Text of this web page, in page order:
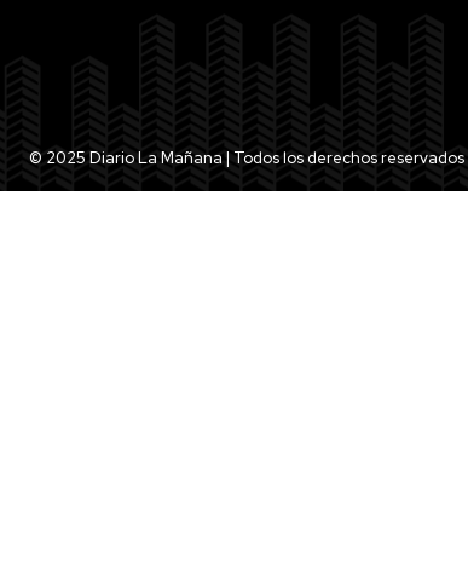
© 2025 Diario La Mañana | Todos los derechos reservados